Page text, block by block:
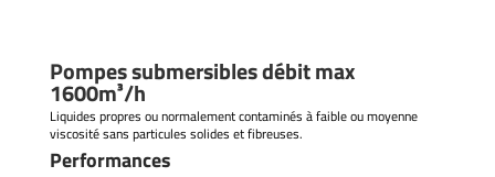
Pompes submersibles débit max
1600m³/h
Liquides propres ou normalement contaminés à faible ou moyenne
viscosité sans particules solides et fibreuses.
Performances